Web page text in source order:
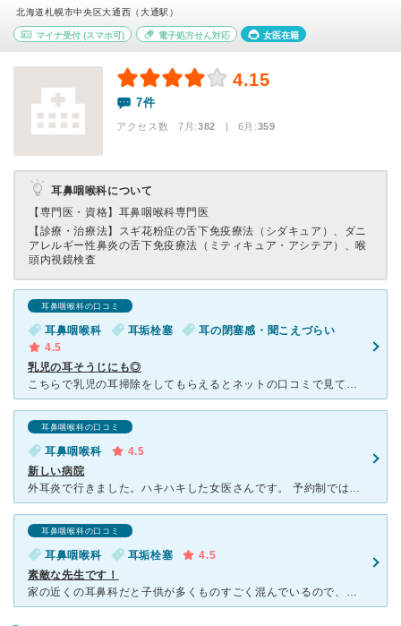
北海道札幌市中央区大通西（大通駅）
マイナ受付 (スマホ可) 電子処方せん対応 女医在籍
4.15
7件
アクセス数 7月:382 | 6月:359
耳鼻咽喉科について
【専門医・資格】 耳鼻咽喉科専門医
【診療・治療法】 スギ花粉症の舌下免疫療法（シダキュア）、ダニ
アレルギー性鼻炎の舌下免疫療法（ミティキュア・アシテア）、喉
頭内視鏡検査
耳鼻咽喉科の口コミ
耳鼻咽喉科 耳垢栓塞
耳の閉塞感・聞こえづらい
4.5
乳児の耳そうじにも◎
こちらで乳児の耳掃除をしてもらえるとネットの口コミで見て、行ってきました。女医さんは優しく手際よく耳掃除を終えてくださり、娘も泣かずに処置を終えることができました。小さな子の耳そうじの注意点や来院のタ
耳鼻咽喉科の口コミ
耳鼻咽喉科
4.5
新しい病院
外耳炎で行きました。ハキハキした女医さんです。 予約制ではないですがあまり待たずに見て貰えました。 相談もしやすく診断の結果アレルギー性鼻炎と逆流性食道炎と言う事もわかり、 おかげでくしゃみ5連
耳鼻咽喉科の口コミ
耳鼻咽喉科 耳垢栓塞
4.5
素敵な先生です！
家の近くの耳鼻科だと子供が多くものすごく混んでいるので、具合が悪いのでなければ街へ出たときに寄れる耳鼻科がいいなと思って探しました。 今回は耳の中でカサカサ音がするのが気になって診察していただきまし